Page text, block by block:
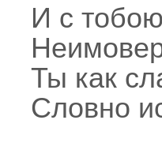
И с
Ты как
Словно